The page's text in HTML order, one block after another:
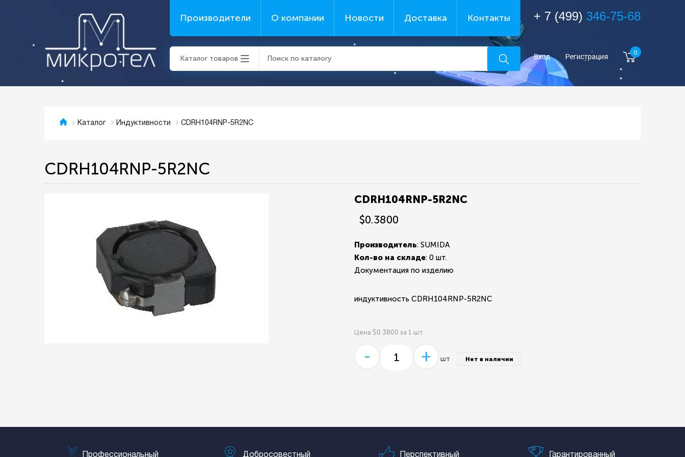
Производители О компании Новости Доставка Контакты
Каталог товаров
+ 7 (499) 346-75-68
Вход Регистрация 0
Каталог Индуктивности CDRH104RNP-5R2NC
CDRH104RNP-5R2NC
CDRH104RNP-5R2NC
$0.3800
Производитель: SUMIDA
Кол-во на складе:0 шт.
Документация по изделию
индуктивность CDRH104RNP-5R2NC
Цена $0.3800 за 1 шт
- + шт Нет в наличии
Профессиональный Добросовестный Перспективный Гарантированный